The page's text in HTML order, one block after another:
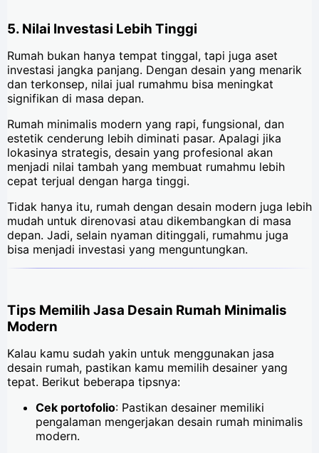
5. Nilai Investasi Lebih Tinggi
Rumah bukan hanya tempat tinggal, tapi juga aset
investasi jangka panjang. Dengan desain yang menarik
dan terkonsep, nilai jual rumahmu bisa meningkat
signifikan di masa depan.
Rumah minimalis modern yang rapi, fungsional, dan
estetik cenderung lebih diminati pasar. Apalagi jika
lokasinya strategis, desain yang profesional akan
menjadi nilai tambah yang membuat rumahmu lebih
cepat terjual dengan harga tinggi.
Tidak hanya itu, rumah dengan desain modern juga lebih
mudah untuk direnovasi atau dikembangkan di masa
depan. Jadi, selain nyaman ditinggali, rumahmu juga
bisa menjadi investasi yang menguntungkan.
Tips Memilih Jasa Desain Rumah Minimalis
Modern
Kalau kamu sudah yakin untuk menggunakan jasa
desain rumah, pastikan kamu memilih desainer yang
tepat. Berikut beberapa tipsnya:
Cek portofolio: Pastikan desainer memiliki
pengalaman mengerjakan desain rumah minimalis
modern.